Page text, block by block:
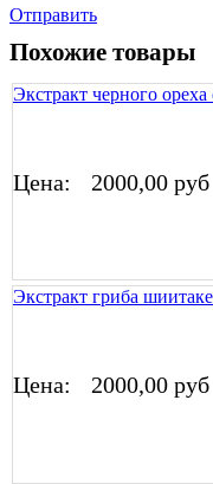
Отправить
Похожие товары
Экстракт черного
Цена: 2000,00 руб
Экстракт гриба шиитаке
Цена: 2000,00 руб